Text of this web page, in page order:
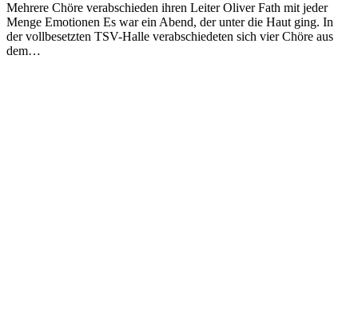
Mehrere Chöre verabschieden ihren Leiter Oliver Fath mit jeder
Menge Emotionen Es war ein Abend, der unter die Haut ging. In
der vollbesetzten TSV-Halle verabschiedeten sich vier Chöre aus
dem…